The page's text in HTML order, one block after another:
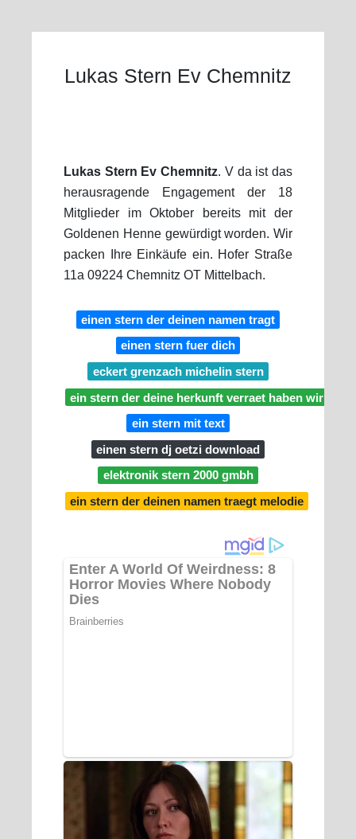
Lukas Stern Ev Chemnitz
Lukas Stern Ev Chemnitz. V da ist das
herausragende Engagement der 18
Mitglieder im Oktober bereits mit der
Goldenen Henne gewürdigt worden. Wir
packen Ihre Einkäufe ein. Hofer Straße
11a 09224 Chemnitz OT Mittelbach.
einen stern der deinen namen tragt
einen stern fuer dich
eckert grenzach michelin stern
ein stern der deine herkunft verraet haben wir dir
ein stern mit text
einen stern dj oetzi download
elektronik stern 2000 gmbh
ein stern der deinen namen traegt melodie